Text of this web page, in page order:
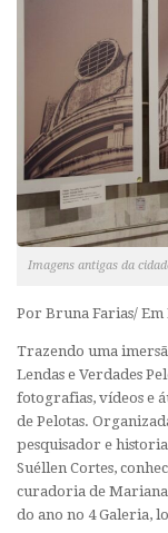
Imagens antigas da
Por Bruna Farias/ Em
Trazendo uma
Lendas e Verdades
fotografias, vídeos e
de Pelotas.
pesquisador e
Suéllen Cortes,
curadoria de
do ano no 4 Galeria,